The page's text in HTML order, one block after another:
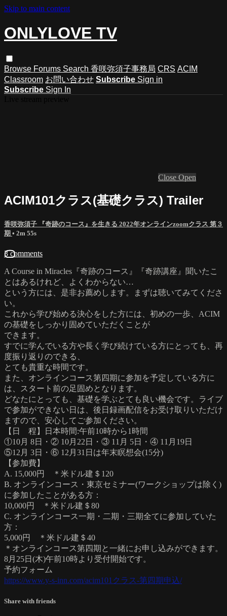
Skip to main content
ONLYLOVE TV
Browse Forums Search 香咲弥須子事務局 CRS ACIM
Classroom お問い合わせ Subscribe Sign in
Subscribe Sign In
Close Open
ACIM101クラス(基礎クラス) Trailer
香咲弥須子 『奇跡のコース』を生きる 2022年オンラインzoomクラス 第３
期 • 2m 55s
3 comments
A Course in Miracles『奇跡のコース』『奇跡講座』聞いたこ
とはあるけれど、よくわからない…
という方には、是非お薦めします。まずは聴いてみてくださ
い。
これから学び始める決心をした方には、初めの一歩、ACIM
の基礎をしっかり固めていただくことが
できます。
すでに学んでいる方や長く学び続けている方にとっても、再
度振り返りのできる、
とても貴重な時間です。
また、オンラインコース第四期に参加を予定している方に
は、スタート前の足固めとなります。
どなたにとっても、基礎を学ぶとても良い機会です。ライブ
で参加ができない日は、後日録画配信をお受け取りいただけ
ますので、安心してご参加ください。
【日 程】日本時間:午前10時から1時間
①10月 8日・② 10月22日・③ 11月 5日・④ 11月19日
⑤12月 3日・⑥ 12月31日は年末瞑想会(15分)
【参加費】
A. 15,000円 ＊米ドル建＄120
B. オンラインコース・東京セミナー(ワークショップは除く)
に参加したことがある方：
10,000円 ＊米ドル建＄80
C. オンラインコース一期・二期・三期全てに参加していた
方：
5,000円 ＊米ドル建＄40
＊オンラインコース第四期と一緒にお申し込みができます。
8月25日(木)午前10時より受付開始です。
予約フォーム
https://www.y-s-inn.com/acim101クラス-第四期申込/
Share with friends